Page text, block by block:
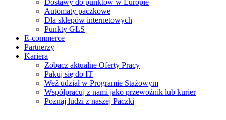
Dostawy do punktów w Europie
Automaty paczkowe
Dla sklepów internetowych
Punkty GLS
E-commerce
Partnerzy
Kariera
Zobacz aktualne Oferty Pracy
Pakuj się do IT
Weź udział w Programie Stażowym
Współpracuj z nami jako przewoźnik lub kurier
Poznaj ludzi z naszej Paczki